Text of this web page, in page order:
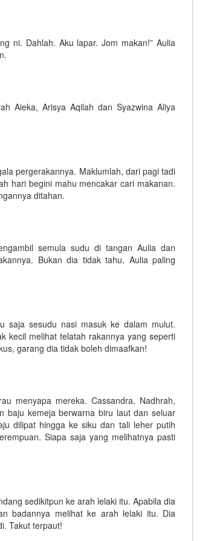
ni. Dahlah. Aku lapar. Jom makan!” Aulia
Aieka, Arisya Aqilah dan Syazwina Aliya
pergerakannya. Maklumlah, dari pagi tadi
hari begini mahu mencakar cari makanan.
ditahan.
semula sudu di tangan Aulia dan
Bukan dia tidak tahu, Aulia paling
saja sesudu nasi masuk ke dalam mulut.
kecil melihat telatah rakannya yang seperti
garang dia tidak boleh dimaafkan!
menyapa mereka. Cassandra, Nadhrah,
baju kemeja berwarna biru laut dan seluar
dilipat hingga ke siku dan tali leher putih
Siapa saja yang melihatnya pasti
sedikitpun ke arah lelaki itu. Apabila dia
badannya melihat ke arah lelaki itu. Dia
Takut terpaut!